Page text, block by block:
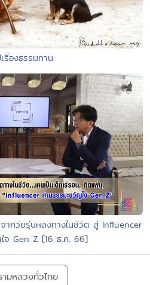
รื่องธรรมทาน
ากวัยรุ่นหลงทางในชีวิต สู่ Influencer
จ Gen Z [16 ธ.ค. 66]
ามหลวงทั่วไทย